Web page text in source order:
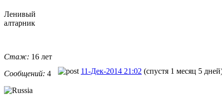
Ленивый
алтарник
Стаж: 16 лет
Сообщений: 4 11-Дек-2014 21:02 (спустя 1 месяц 5